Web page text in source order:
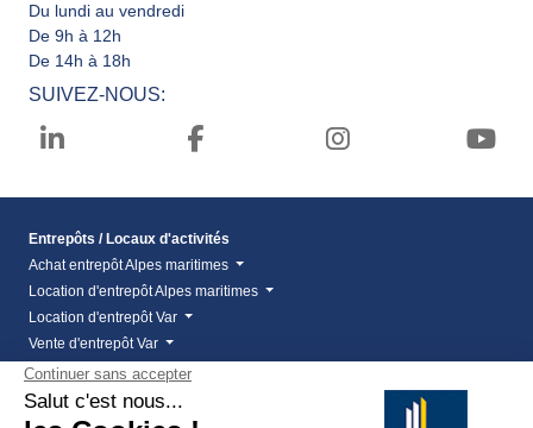
Du lundi au vendredi
De 9h à 12h
De 14h à 18h
SUIVEZ-NOUS:
Entrepôts / Locaux d'activités
Achat entrepôt Alpes maritimes
Location d'entrepôt Alpes maritimes
Location d'entrepôt Var
Vente d'entrepôt Var